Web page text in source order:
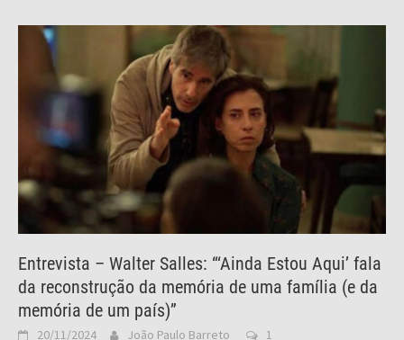
Entrevista – Walter Salles: “‘Ainda Estou Aqui’ fala
da reconstrução da memória de uma família (e da
memória de um país)”
20/11/2024 João Paulo Barreto 1